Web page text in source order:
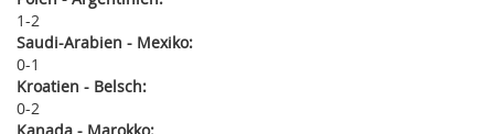
1 2
Saudi-Arabien - Mexiko:
0 1
Kroatien - Belsch:
0 2